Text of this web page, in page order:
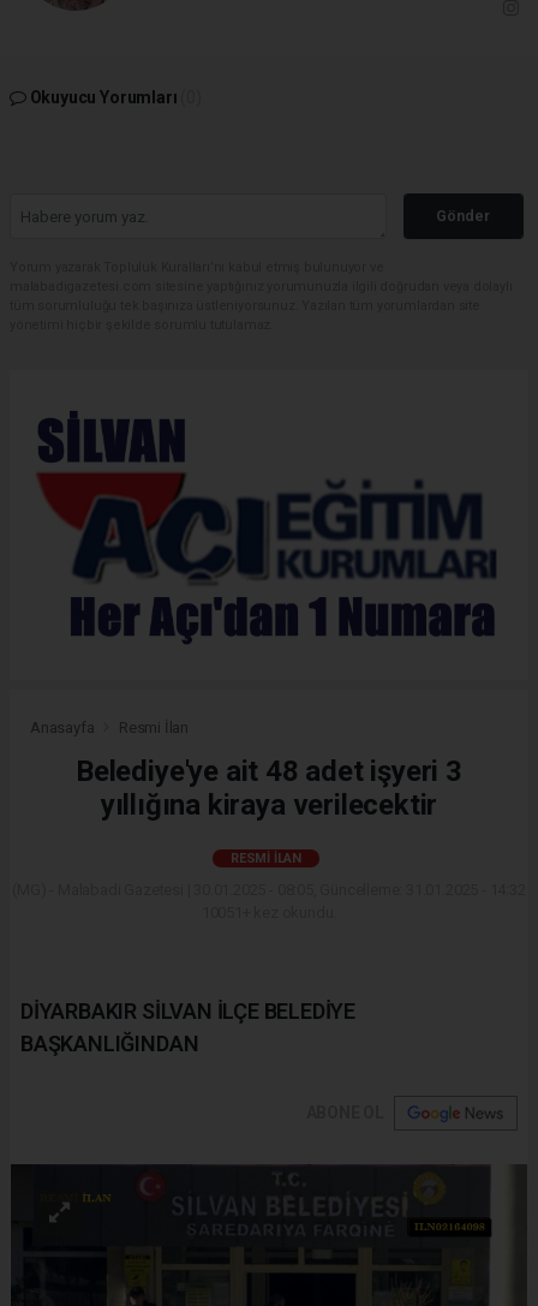
Okuyucu Yorumları
Gönder
Anasayfa Resmi İlan
Belediye'ye ait 48 adet işyeri 3
yıllığına kiraya verilecektir
RESMI İLAN
DİYARBAKIR SİLVAN İLÇE BELEDİYE
BAŞKANLIĞINDAN